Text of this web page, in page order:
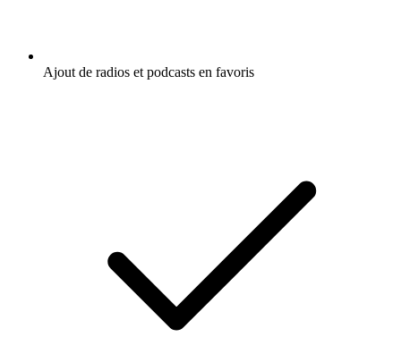
Ajout de radios et podcasts en favoris